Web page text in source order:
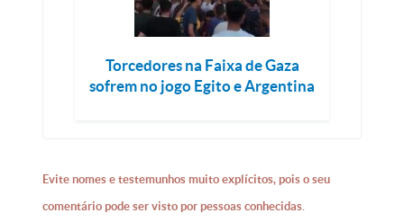
Torcedores na Faixa de Gaza
sofrem no jogo Egito e Argentina
Evite nomes e testemunhos muito explícitos, pois o seu
comentário pode ser visto por pessoas conhecidas.